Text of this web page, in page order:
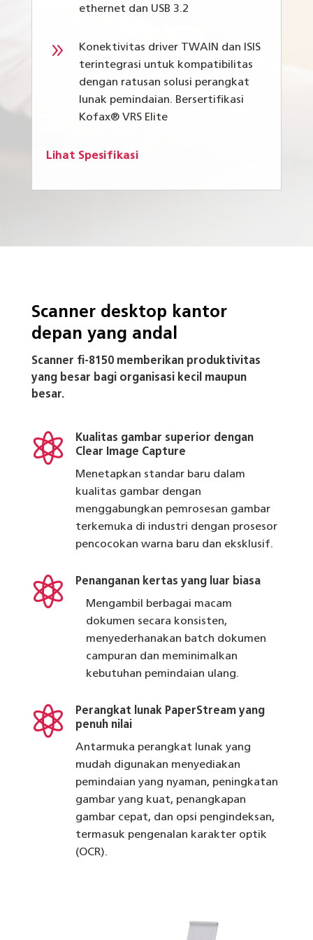
ethernet dan USB 3.2
9
Konektivitas driver TWAIN dan ISIS
terintegrasi untuk kompatibilitas
dengan ratusan solusi perangkat
lunak pemindaian. Bersertifikasi
Kofax® VRS Elite
Lihat Spesifikasi
Scanner desktop kantor
depan yang andal
Scanner fi-8150 memberikan produktivitas
yang besar bagi organisasi kecil maupun
besar.

Kualitas gambar superior dengan
Clear Image Capture
Menetapkan standar baru dalam
kualitas gambar dengan
menggabungkan pemrosesan gambar
terkemuka di industri dengan prosesor
pencocokan warna baru dan eksklusif.

Penanganan kertas yang luar biasa
Mengambil berbagai macam
dokumen secara konsisten,
menyederhanakan batch dokumen
campuran dan meminimalkan
kebutuhan pemindaian ulang.

Perangkat lunak PaperStream yang
penuh nilai
Antarmuka perangkat lunak yang
mudah digunakan menyediakan
pemindaian yang nyaman, peningkatan
gambar yang kuat, penangkapan
gambar cepat, dan opsi pengindeksan,
termasuk pengenalan karakter optik
(OCR).